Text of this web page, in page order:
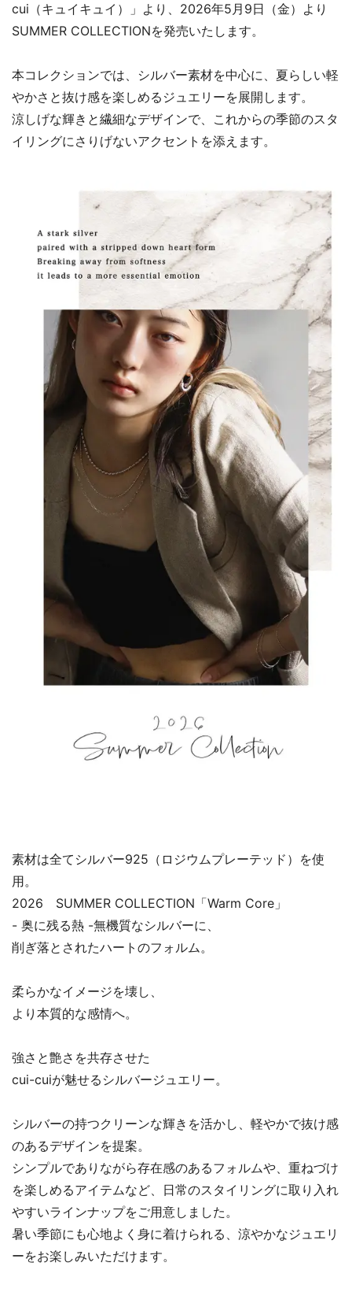
cui（キュイキュイ）」より、2026年5月9日（金）より
SUMMER COLLECTIONを発売いたします。
本コレクションでは、シルバー素材を中心に、夏らしい軽
やかさと抜け感を楽しめるジュエリーを展開します。
涼しげな輝きと繊細なデザインで、これからの季節のスタ
イリングにさりげないアクセントを添えます。
素材は全てシルバー925（ロジウムプレーテッド）を使
用。
2026 SUMMER COLLECTION「Warm Core」
- 奥に残る熱 -無機質なシルバーに、
削ぎ落とされたハートのフォルム。
柔らかなイメージを壊し、
より本質的な感情へ。
強さと艶さを共存させた
cui-cuiが魅せるシルバージュエリー。
シルバーの持つクリーンな輝きを活かし、軽やかで抜け感
のあるデザインを提案。
シンプルでありながら存在感のあるフォルムや、重ねづけ
を楽しめるアイテムなど、日常のスタイリングに取り入れ
やすいラインナップをご用意しました。
暑い季節にも心地よく身に着けられる、涼やかなジュエリ
ーをお楽しみいただけます。